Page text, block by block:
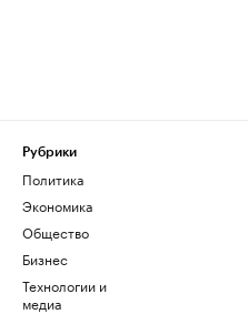
Рубрики
Политика
Экономика
Общество
Бизнес
Технологии и
медиа